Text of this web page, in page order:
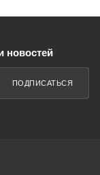
новостей
ПОДПИСАТЬСЯ